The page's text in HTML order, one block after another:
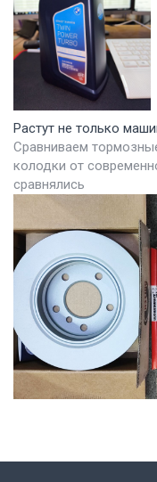
Растут не только
Сравниваем
колодки от
сравнялись